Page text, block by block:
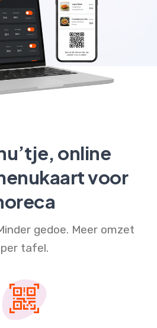
online
voor
gedoe. Meer omzet
per tafel.